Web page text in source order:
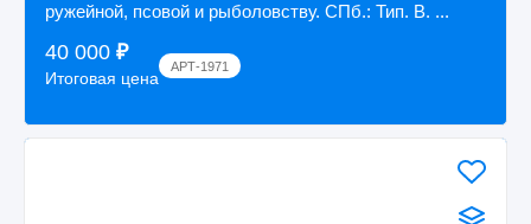
ружейной, псовой и рыболовству. СПб.: Тип. В. ...
40 000 ₽
Итоговая цена
АРТ-1971